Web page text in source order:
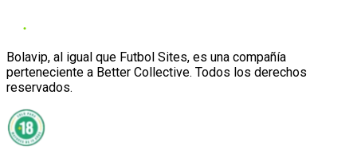
Bolavip, al igual que Futbol Sites, es una compañía
perteneciente a Better Collective. Todos los derechos
reservados.